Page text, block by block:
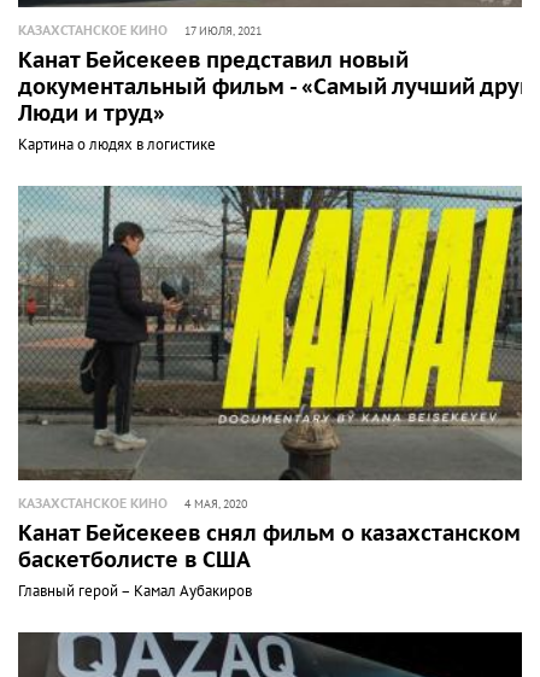
КАЗАХСТАНСКОЕ КИНО 17 ИЮЛЯ, 2021
Канат Бейсекеев представил новый
документальный фильм - «Самый лучший друг.
Люди и труд»
Картина о людях в логистике
КАЗАХСТАНСКОЕ КИНО 4 МАЯ, 2020
Канат Бейсекеев снял фильм о казахстанском
баскетболисте в США
Главный герой – Камал Аубакиров